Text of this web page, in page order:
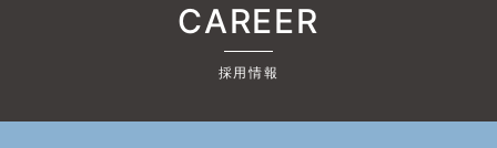
CAREER
採用情報